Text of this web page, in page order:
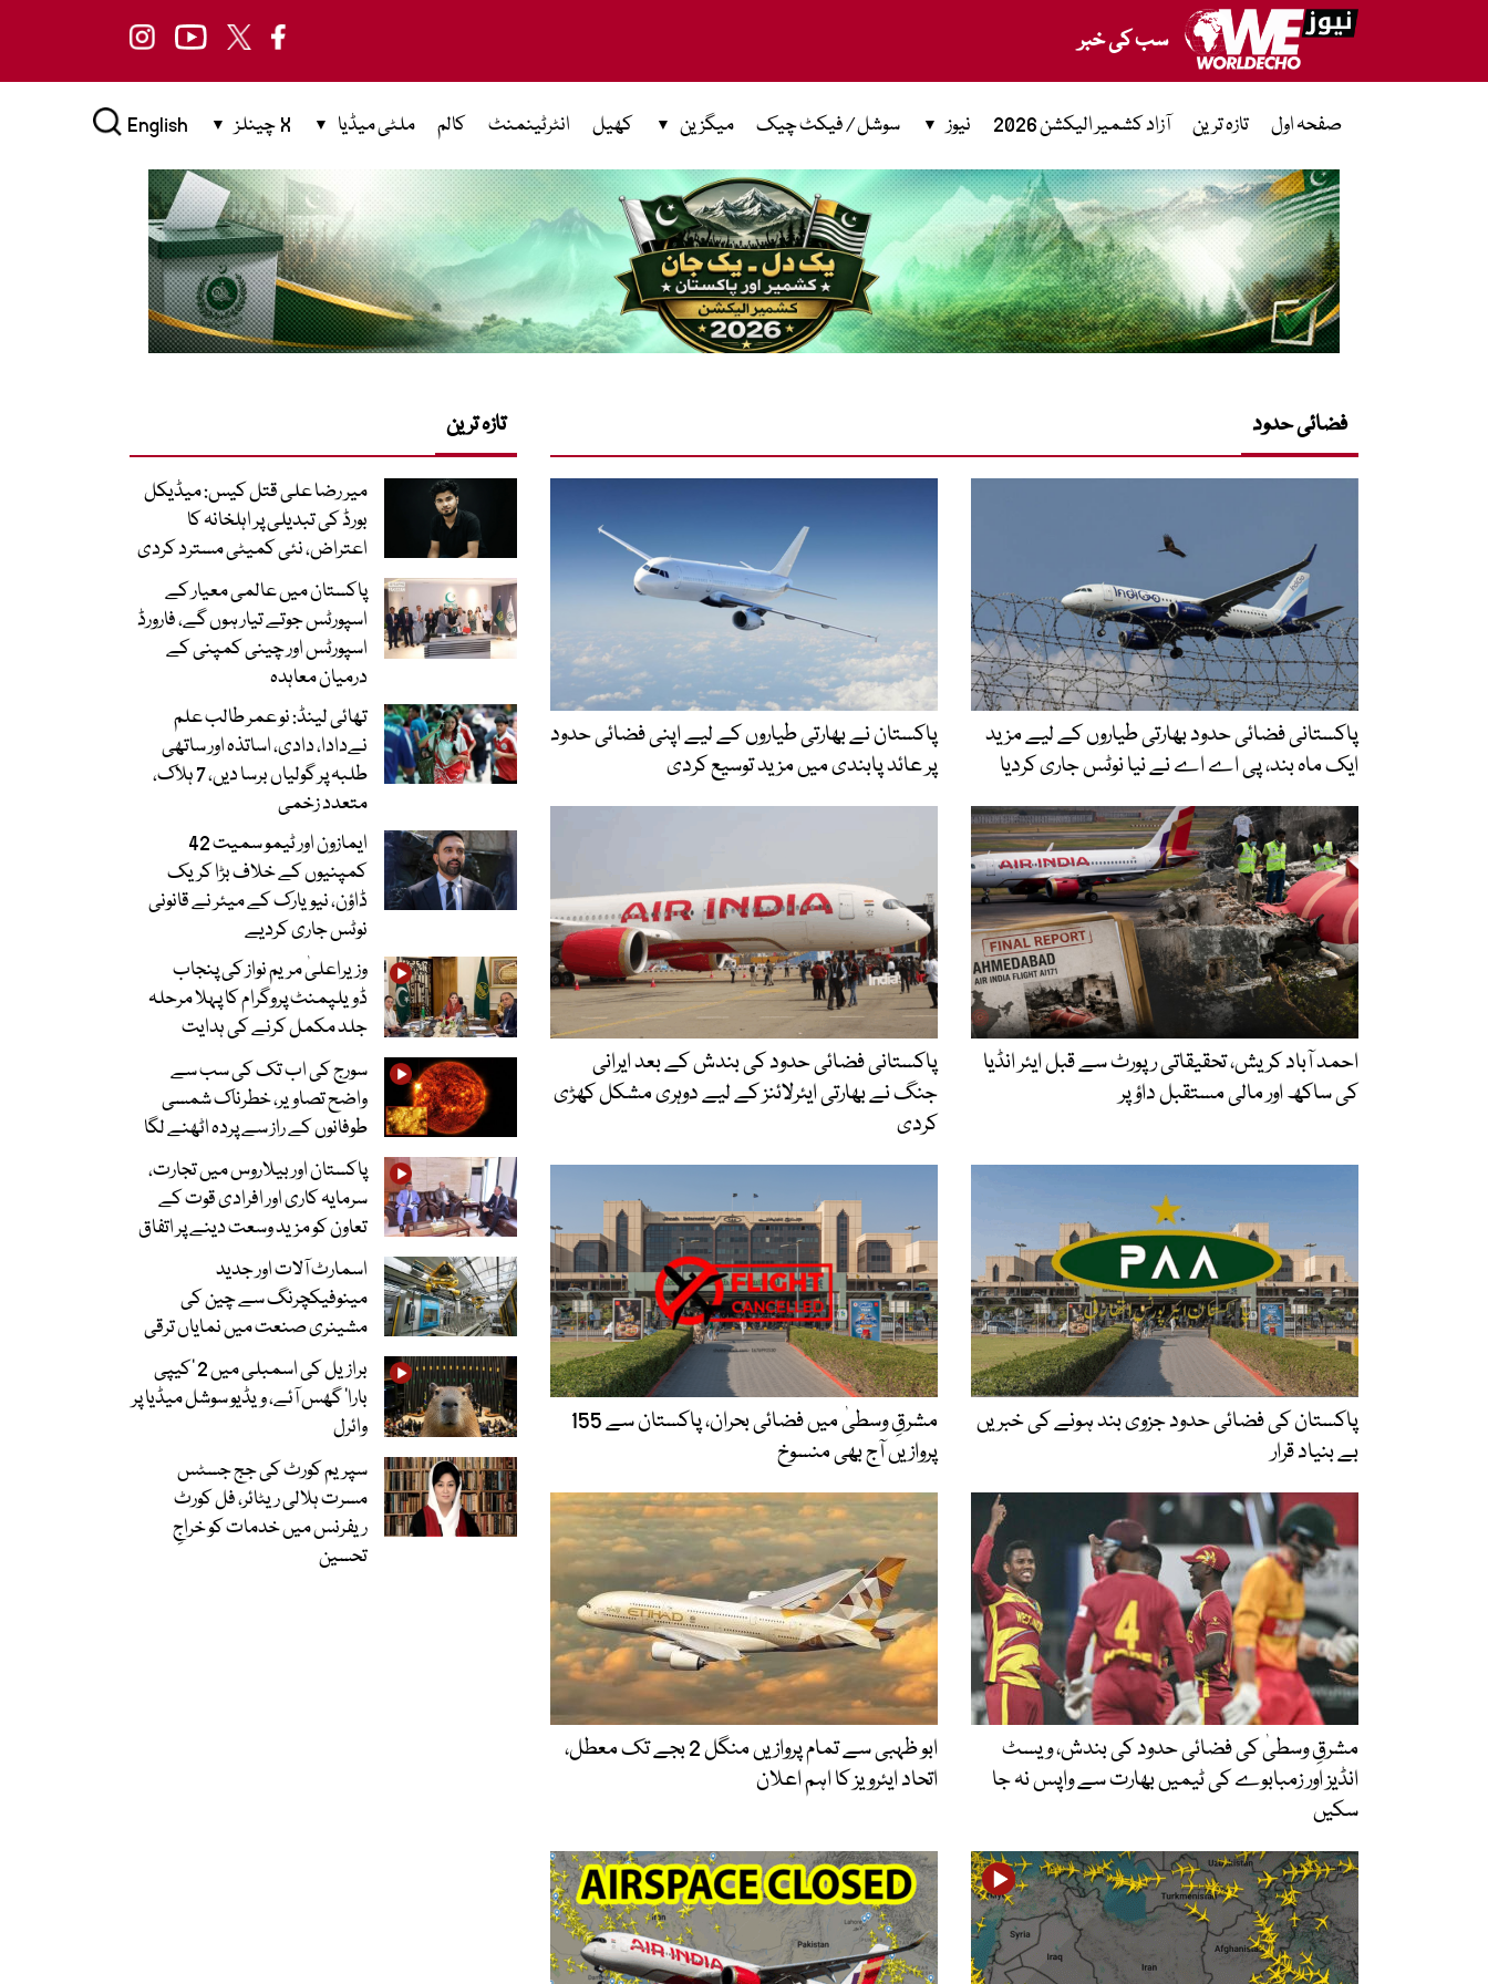
سب کی خبر
صفحہ اول تازہ ترین آزاد کشمیر الیکشن 2026 نیوز سوشل / فیکٹ چیک میگزین کھیل انٹرٹینمنٹ کالم ملٹی میڈیا X چینلز English
فضائی حدود
پاکستانی فضائی حدود بھارتی طیاروں کے لیے مزید
ایک ماہ بند، پی اے اے نے نیا نوٹس جاری کردیا
پاکستان نے بھارتی طیاروں کے لیے اپنی فضائی حدود
پر عائد پابندی میں مزید توسیع کردی
احمد آباد کریش، تحقیقاتی رپورٹ سے قبل ایئر انڈیا
کی ساکھ اور مالی مستقبل داؤ پر
پاکستانی فضائی حدود کی بندش کے بعد ایرانی
جنگ نے بھارتی ایئرلائنز کے لیے دوہری مشکل کھڑی
کردی
پاکستان کی فضائی حدود جزوی بند ہونے کی خبریں
بے بنیاد قرار
مشرقِ وسطیٰ میں فضائی بحران، پاکستان سے 155
پروازیں آج بھی منسوخ
مشرقِ وسطیٰ کی فضائی حدود کی بندش، ویسٹ
انڈیز اور زمبابوے کی ٹیمیں بھارت سے واپس نہ جا
سکیں
ابو ظہبی سے تمام پروازیں منگل 2 بجے تک معطل،
اتحاد ایئرویز کا اہم اعلان
تازہ ترین
میر رضا علی قتل کیس: میڈیکل
بورڈ کی تبدیلی پر اہلخانہ کا
اعتراض، نئی کمیٹی مسترد کردی
پاکستان میں عالمی معیار کے
اسپورٹس جوتے تیار ہوں گے، فارورڈ
اسپورٹس اور چینی کمپنی کے
درمیان معاہدہ
تھائی لینڈ: نو عمر طالب علم
نےدادا، دادی، اساتذہ اور ساتھی
طلبہ پر گولیاں برسا دیں، 7 ہلاک،
متعدد زخمی
ایمازون اور ٹیمو سمیت 42
کمپنیوں کے خلاف بڑا کریک
ڈاؤن، نیویارک کے میئر نے قانونی
نوٹس جاری کردیے
وزیراعلیٰ مریم نواز کی پنجاب
ڈویلپمنٹ پروگرام کا پہلا مرحلہ
جلد مکمل کرنے کی ہدایت
سورج کی اب تک کی سب سے
واضح تصاویر، خطرناک شمسی
طوفانوں کے راز سے پردہ اٹھنے لگا
پاکستان اور بیلاروس میں تجارت،
سرمایہ کاری اور افرادی قوت کے
تعاون کو مزید وسعت دینے پر اتفاق
اسمارٹ آلات اور جدید
مینوفیکچرنگ سے چین کی
مشینری صنعت میں نمایاں ترقی
برازیل کی اسمبلی میں 2 ’کیپی
بارا‘ گھس آئے، ویڈیو سوشل میڈیا پر
وائرل
سپریم کورٹ کی جج جسٹس
مسرت ہلالی ریٹائر، فل کورٹ
ریفرنس میں خدمات کو خراجِ
تحسین